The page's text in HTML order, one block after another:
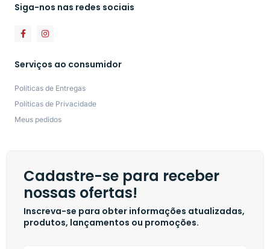
Siga-nos nas redes sociais
Serviços ao consumidor
Políticas de Entregas
Políticas de Privacidade
Meus pedidos
Cadastre-se para receber
nossas ofertas!
Inscreva-se para obter informações atualizadas,
produtos, lançamentos ou promoções.